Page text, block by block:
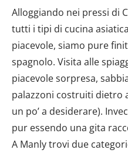
Alloggiando nei pressi di
tutti i tipi di cucina
piacevole, siamo pure
spagnolo. Visita alle
piacevole sorpresa,
palazzoni costruiti dietro
un po’ a desiderare).
pur essendo una gita
A Manly trovi due